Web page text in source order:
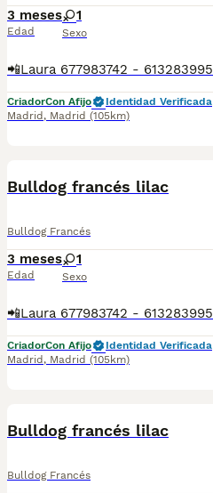
3 meses
Edad
1
Sexo
CriadorCon Afijo
Identidad Verificada
Madrid , Madrid (105km)
Bulldog francés lilac
Bulldog Francés
3 meses
Edad
1
Sexo
CriadorCon Afijo
Identidad Verificada
Madrid , Madrid (105km)
Bulldog francés lilac
Bulldog Francés